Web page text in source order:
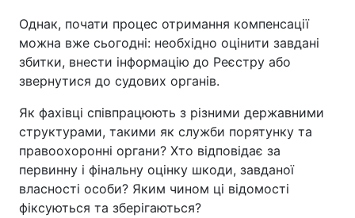
Однак, почати процес отримання компенсації
можна вже сьогодні: необхідно оцінити завдані
збитки, внести інформацію до Реєстру або
звернутися до судових органів.
Як фахівці співпрацюють з різними державними
структурами, такими як служби порятунку та
правоохоронні органи? Хто відповідає за
первинну і фінальну оцінку шкоди, завданої
власності особи? Яким чином ці відомості
фіксуються та зберігаються?